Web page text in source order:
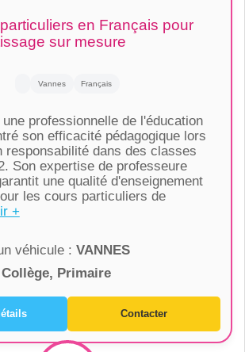
en Français pour
sur mesure
Vannes Français
professionnelle de l'éducation
son efficacité pédagogique lors
responsabilité dans des classes
Son expertise de professeure
une qualité d'enseignement
les cours particuliers de
+
véhicule : VANNES
Collège, Primaire
Contacter